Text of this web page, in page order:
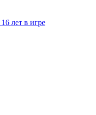
16 лет в игре